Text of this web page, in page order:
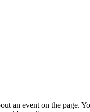
an event on the page.